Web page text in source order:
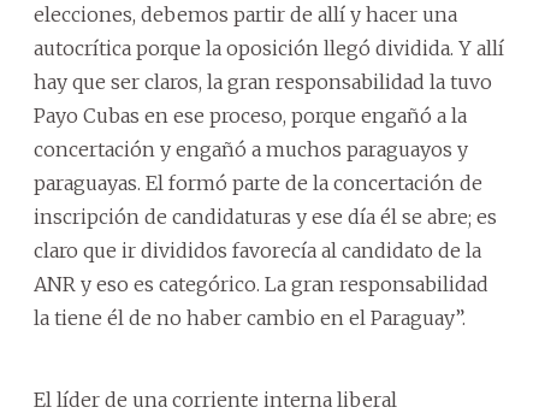
elecciones, debemos partir de allí y hacer una
autocrítica porque la oposición llegó dividida. Y allí
hay que ser claros, la gran responsabilidad la tuvo
Payo Cubas en ese proceso, porque engañó a la
concertación y engañó a muchos paraguayos y
paraguayas. El formó parte de la concertación de
inscripción de candidaturas y ese día él se abre; es
claro que ir divididos favorecía al candidato de la
ANR y eso es categórico. La gran responsabilidad
la tiene él de no haber cambio en el Paraguay”.
El líder de una corriente interna liberal